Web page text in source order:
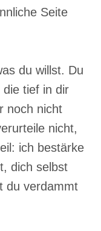
Seite
du willst. Du
tief in dir
noch nicht
nicht,
ich bestärke
dich selbst
du verdammt